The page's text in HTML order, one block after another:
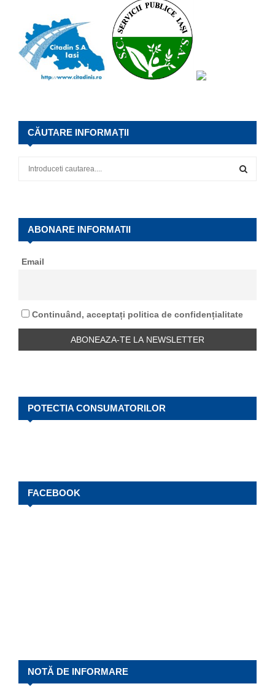
CĂUTARE INFORMAȚII
f
E
A
H
ABONARE INFORMATII
Email
Continuând, acceptați politica de confidențialitate
POTECTIA CONSUMATORILOR
FACEBOOK
NOTĂ DE INFORMARE